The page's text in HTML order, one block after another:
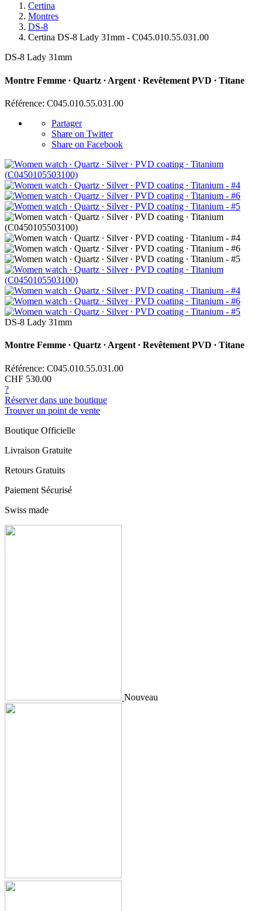
Certina
Montres
DS-8
Certina DS-8 Lady 31mm - C045.010.55.031.00
DS-8 Lady 31mm
Montre Femme ∙ Quartz ∙ Argent ∙ Revêtement PVD ∙ Titane
Référence: C045.010.55.031.00
Partager
Share on Twitter
Share on Facebook
DS-8 Lady 31mm
Montre Femme ∙ Quartz ∙ Argent ∙ Revêtement PVD ∙ Titane
Référence: C045.010.55.031.00
CHF 530.00
?
Réserver dans une boutique
Trouver un point de vente
Boutique Officielle
Livraison Gratuite
Retours Gratuits
Paiement Sécurisé
Swiss made
Nouveau